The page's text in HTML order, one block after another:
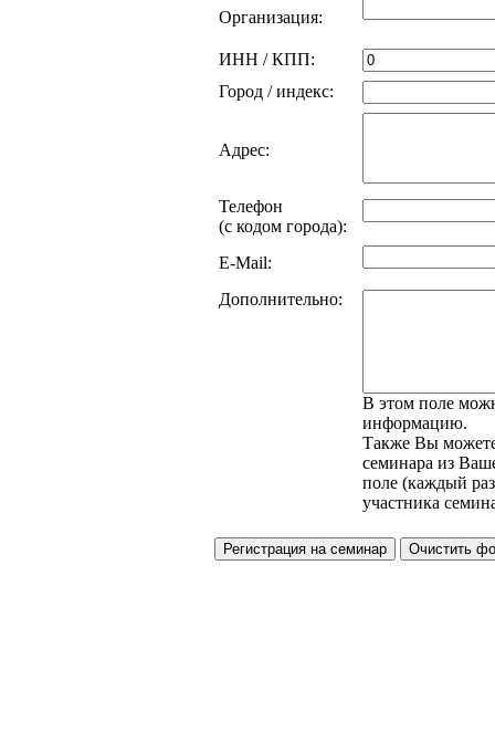
Организация:
ИНН / КПП:
Город / индекс:
Адрес:
Телефон
(с кодом города):
E-Mail:
Дополнительно:
В этом поле
информацию.
Также Вы можете
семинара из
поле (каждый
участника